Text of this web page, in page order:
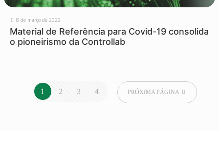
8 de março de 2022
Material de Referência para Covid-19 consolida
o pioneirismo da Controllab
1 2 3 4 PRÓXIMA PÁGINA